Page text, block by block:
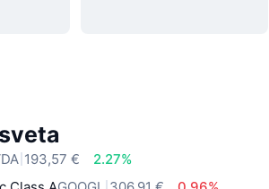
193,57 €
2.27%